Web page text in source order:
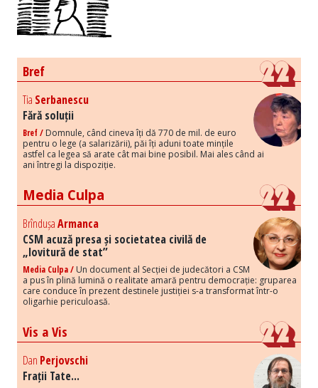
Bref
Tia Serbanescu
Fără soluții
Bref / Domnule, când cineva îți dă 770 de mil. de euro
pentru o lege (a salarizării), păi îți aduni toate mințile
astfel ca legea să arate cât mai bine posibil. Mai ales când ai
ani întregi la dispoziție.
Media Culpa
BrîndușaArmanca
CSM acuză presa și societatea civilă de
„lovitură de stat”
Media Culpa / Un document al Secției de judecători a CSM
a pus în plină lumină o realitate amară pentru democrație: gruparea
care conduce în prezent destinele justiției s-a transformat într-o
oligarhie periculoasă.
Vis a Vis
Dan Perjovschi
Frații Tate...